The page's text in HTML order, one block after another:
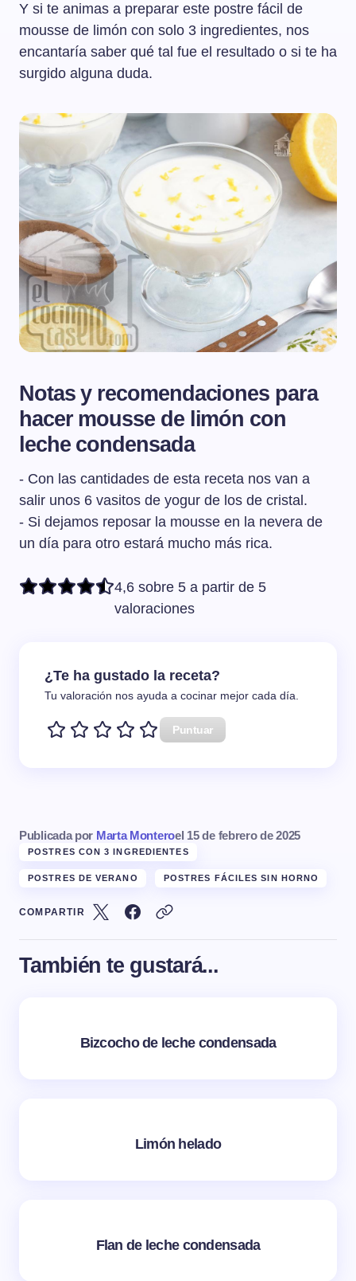
Y si te animas a preparar este postre fácil de
mousse de limón con solo 3 ingredientes, nos
encantaría saber qué tal fue el resultado o si te ha
surgido alguna duda.
Notas y recomendaciones para
hacer mousse de limón con
leche condensada
- Con las cantidades de esta receta nos van a
salir unos 6 vasitos de yogur de los de cristal.
- Si dejamos reposar la mousse en la nevera de
un día para otro estará mucho más rica.
4,6 sobre 5 a partir de 5
valoraciones
¿Te ha gustado la receta?
Tu valoración nos ayuda a cocinar mejor cada día.
Puntuar
Publicada por Marta Monteroel 15 de febrero de 2025
POSTRES CON 3 INGREDIENTES
POSTRES DE VERANO POSTRES FÁCILES SIN HORNO
COMPARTIR
También te gustará...
Bizcocho de leche condensada
Limón helado
Flan de leche condensada